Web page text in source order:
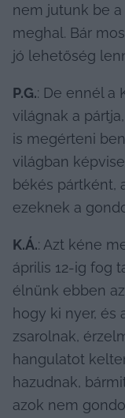
nem jutunk be
meghal. Bár
jó lehetőség
P.G.: De ennél a
világnak a
is megérteni
világban
békés pártként,
ezeknek a
K.Á.: Azt kéne
április 12-ig fog
élnünk ebben
hogy ki nyer, és
zsarolnak,
hangulatot
hazudnak,
azok nem